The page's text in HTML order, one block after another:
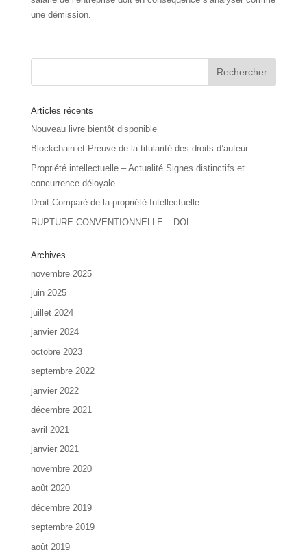
une démission.
Articles récents
Nouveau livre bientôt disponible
Blockchain et Preuve de la titularité des droits d’auteur
Propriété intellectuelle – Actualité Signes distinctifs et
concurrence déloyale
Droit Comparé de la propriété Intellectuelle
RUPTURE CONVENTIONNELLE – DOL
Archives
novembre 2025
juin 2025
juillet 2024
janvier 2024
octobre 2023
septembre 2022
janvier 2022
décembre 2021
avril 2021
janvier 2021
novembre 2020
août 2020
décembre 2019
septembre 2019
août 2019